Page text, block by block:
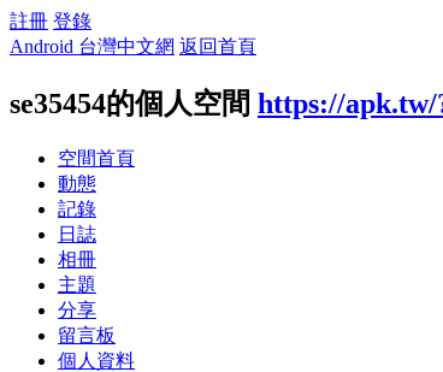
註冊 登錄
Android 台灣中文網 返回首頁
se35454的個人空間 https://apk.tw/
空間首頁
動態
記錄
日誌
相冊
主題
分享
留言板
個人資料